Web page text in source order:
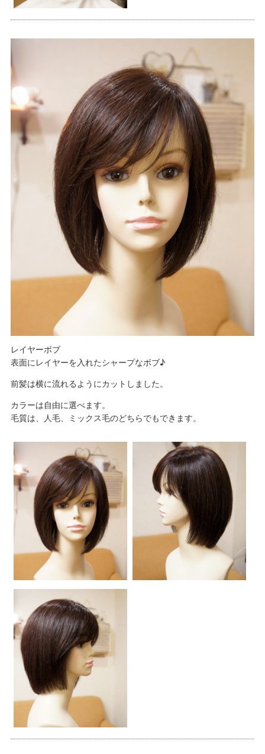
レイヤーボブ
表面にレイヤーを入れたシャープなボブ♪
前髪は横に流れるようにカットしました。
カラーは自由に選べます。
毛質は、人毛、ミックス毛のどちらでもできます。